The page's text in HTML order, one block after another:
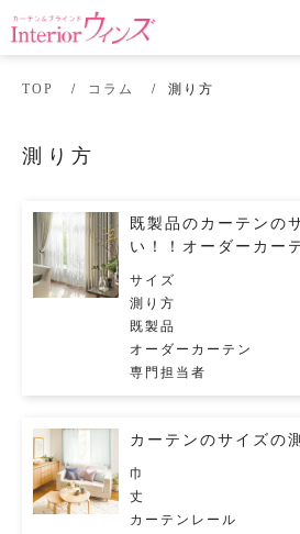
TOP コラム 測り方
測り方
既製品のカーテンの
い！！オーダーカー
サイズ
測り方
既製品
オーダーカーテン
専門担当者
カーテンのサイズ
巾
丈
カーテンレール